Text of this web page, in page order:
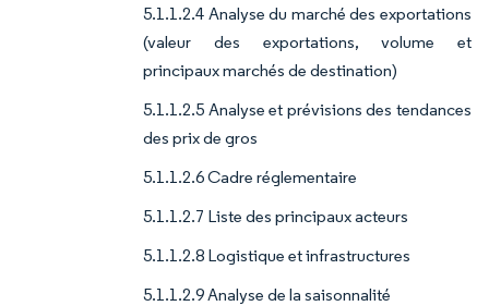
5.1.1.2.4 Analyse du marché des exportations
(valeur des exportations, volume et
principaux marchés de destination)
5.1.1.2.5 Analyse et prévisions des tendances
des prix de gros
5.1.1.2.6 Cadre réglementaire
5.1.1.2.7 Liste des principaux acteurs
5.1.1.2.8 Logistique et infrastructures
5.1.1.2.9 Analyse de la saisonnalité